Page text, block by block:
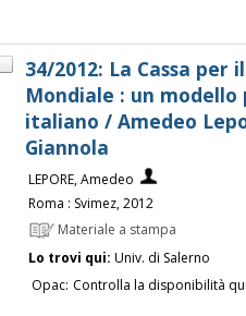
34/2012: La Cassa per
Mondiale : un
italiano / Amedeo
Giannola
LEPORE, Amedeo
Roma : Svimez, 2012
Materiale a stampa
Lo trovi qui: Univ. di Salerno
Opac: Controlla la disponibilità